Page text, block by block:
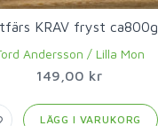
KRAV fryst ca800g
Andersson / Lilla Mon
149,00 kr
LÄGG I VARUKORG